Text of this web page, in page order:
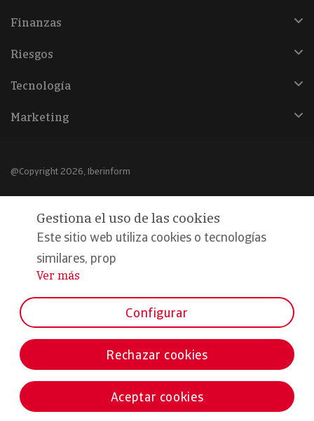
Finanzas
Riesgos
Tecnología
Marketing
@Copyright 2026, Iberinform
Declaración de privacidad
Compromiso calidad y seguridad
Formamos parte de:
Gestiona el uso de las cookies
Este sitio web utiliza cookies o tecnologías
similares, prop
...
Ver más
Configurar
Rechazar cookies
Aceptar cookies